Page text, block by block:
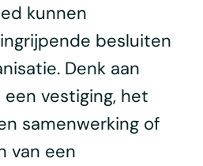
kunnen
besluiten
Denk aan
vestiging, het
samenwerking of
van een